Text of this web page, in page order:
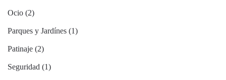
Ocio (2)
Parques y Jardínes (1)
Patinaje (2)
Seguridad (1)